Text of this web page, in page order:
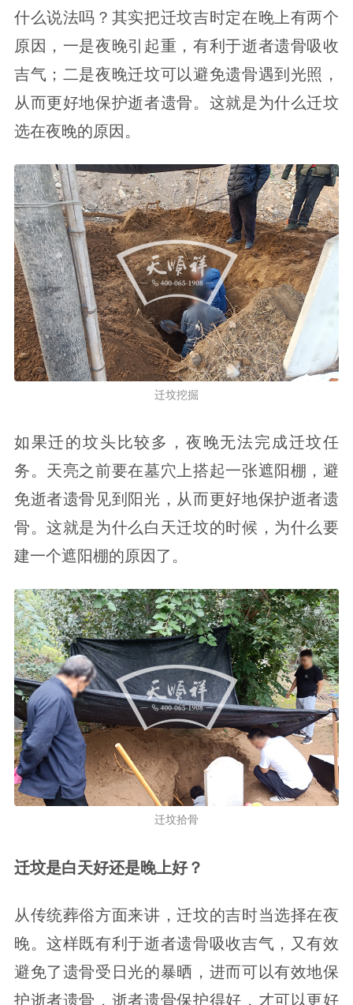
什么说法吗？其实把迁坟吉时定在晚上有两个
原因，一是夜晚引起重，有利于逝者遗骨吸收
吉气；二是夜晚迁坟可以避免遗骨遇到光照，
从而更好地保护逝者遗骨。这就是为什么迁坟
选在夜晚的原因。
迁坟挖掘
如果迁的坟头比较多，夜晚无法完成迁坟任
务。天亮之前要在墓穴上搭起一张遮阳棚，避
免逝者遗骨见到阳光，从而更好地保护逝者遗
骨。这就是为什么白天迁坟的时候，为什么要
建一个遮阳棚的原因了。
迁坟拾骨
迁坟是白天好还是晚上好？
从传统葬俗方面来讲，迁坟的吉时当选择在夜
晚。这样既有利于逝者遗骨吸收吉气，又有效
避免了遗骨受日光的暴晒，进而可以有效地保
护逝者遗骨，逝者遗骨保护得好，才可以更好